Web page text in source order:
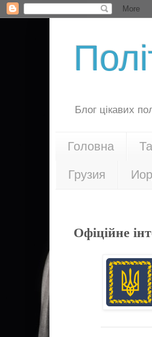
Блог цікавих
Головна
Грузия
Офіційне